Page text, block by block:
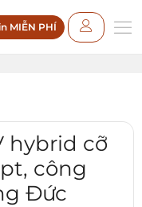
MIỄN PHÍ
hybrid cỡ
công
Đức